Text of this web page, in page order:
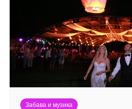
Забава и музика